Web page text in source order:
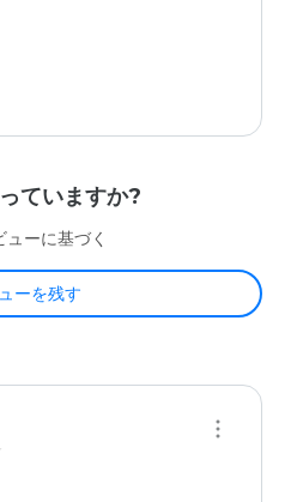
ていますか?
ューに基づく
ーを残す